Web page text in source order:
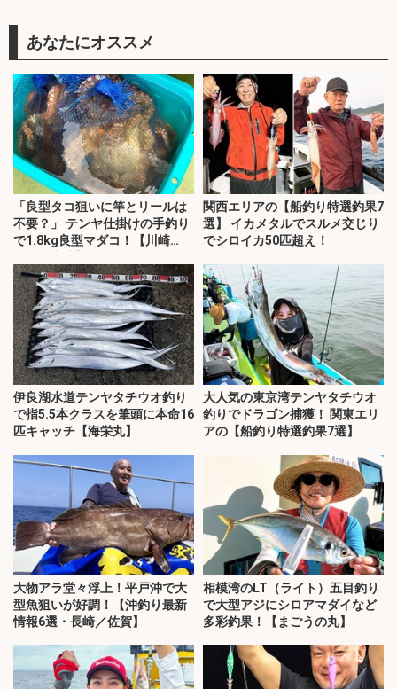
あなたにオススメ
「良型タコ狙いに竿とリールは
不要？」 テンヤ仕掛けの手釣り
で1.8kg良型マダコ！【川崎
関西エリアの【船釣り特選釣果7
選】 イカメタルでスルメ交じり
でシロイカ50匹超え！
伊良湖水道テンヤタチウオ釣り
で指5.5本クラスを筆頭に本命16
匹キャッチ【海栄丸】
大人気の東京湾テンヤタチウオ
釣りでドラゴン捕獲！ 関東エリ
アの【船釣り特選釣果7選】
大物アラ堂々浮上！平戸沖で大
型魚狙いが好調！【沖釣り最新
情報6選・長崎／佐賀】
相模湾のLT（ライト）五目釣り
で大型アジにシロアマダイなど
多彩釣果！【まごうの丸】